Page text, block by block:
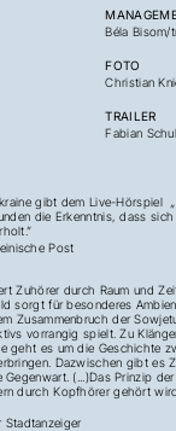
Béla Bisom/
FOTO
Christian
TRAILER
Fabian
gibt dem Live-Hörspiel
die Erkenntnis, dass
Post
Zuhörer durch Raum und
sorgt für besonderes
Zusammenbruch der
vorrangig spielt. Zu
geht es um die Geschichte
Dazwischen gibt es
Gegenwart. (...)Das Prinzip
durch Kopfhörer gehört
Stadtanzeiger